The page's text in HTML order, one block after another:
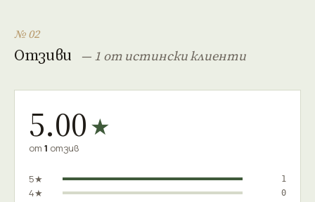
№ 02
Отзиви — 1 от истински клиенти
5.00★
от 1 отзив
5★ 1
4★ 0